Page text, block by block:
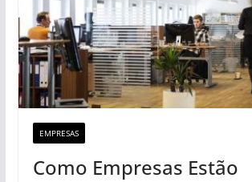
EMPRESAS
Como Empresas Estão